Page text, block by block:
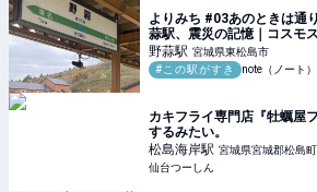
よりみち #03あのときは通
蒜駅、震災の記憶｜コスモス
野蒜駅 宮城県東松島市
#この駅がすき
note（ノート）
カキフライ専門店『牡蠣屋
するみたい。
松島海岸駅 宮城県宮城郡松島町
仙台つーしん